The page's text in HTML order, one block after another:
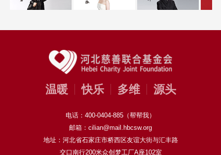
温暖 快乐 多维 源头
电话：400-0404-885（帮帮我）
邮箱：cilian@mail.hbcsw.org
地址：河北省石家庄市桥西区友谊大街与汇丰路
交口南行200米众创梦工厂A座102室